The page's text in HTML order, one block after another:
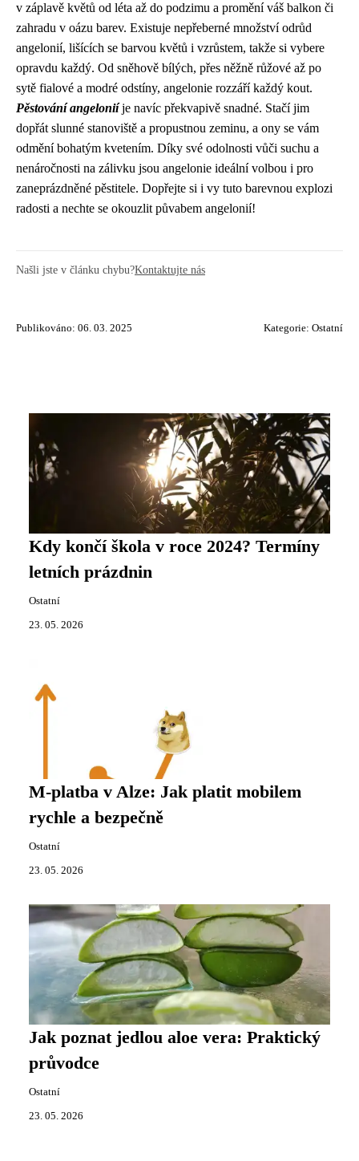
v záplavě květů od léta až do podzimu a promění váš balkon či
zahradu v oázu barev. Existuje nepřeberné množství odrůd
angelonií, lišících se barvou květů i vzrůstem, takže si vybere
opravdu každý. Od sněhově bílých, přes něžně růžové až po
sytě fialové a modré odstíny, angelonie rozzáří každý kout.
Pěstování angeloniíje navíc překvapivě snadné. Stačí jim
dopřát slunné stanoviště a propustnou zeminu, a ony se vám
odmění bohatým kvetením. Díky své odolnosti vůči suchu a
nenáročnosti na zálivku jsou angelonie ideální volbou i pro
zaneprázdněné pěstitele. Dopřejte si i vy tuto barevnou explozi
radosti a nechte se okouzlit půvabem angelonií!
Našli jste v článku chybu?Kontaktujte nás
Publikováno: 06. 03. 2025 Kategorie: Ostatní
Kdy končí škola v roce 2024? Termíny
letních prázdnin
Ostatní
23. 05. 2026
M-platba v Alze: Jak platit mobilem
rychle a bezpečně
Ostatní
23. 05. 2026
Jak poznat jedlou aloe vera: Praktický
průvodce
Ostatní
23. 05. 2026